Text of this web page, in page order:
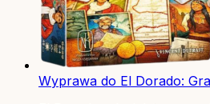
Wyprawa do El Dorado: